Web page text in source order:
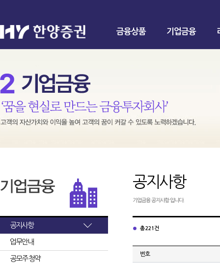
금융상품 기업금융
공지사항
업무안내
공모주 청약
공지사항
기업금융 공지사항 입니다.
총 221건
번호